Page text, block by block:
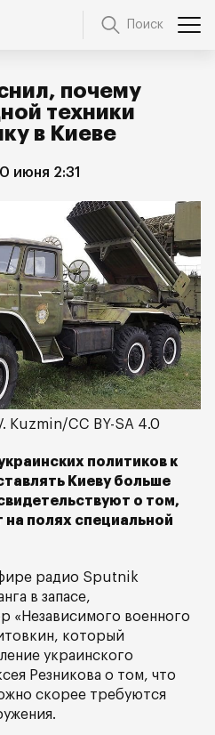
Поиск
почему
техники
в Киеве
июня 2:31
CC BY-SA 4.0
политиков к
Киеву больше
о том,
полях специальной
радио Sputnik
в запасе,
«Независимого военного
который
украинского
Резникова о том, что
скорее требуются